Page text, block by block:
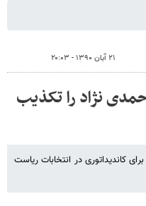
۲۱ آبان ۱۳۹۰ - ۲۰:۰۳
نژاد را تکذیب
کاندیداتوری در انتخابات ریاست